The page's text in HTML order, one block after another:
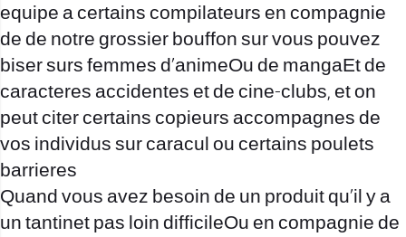
equipe a certains compilateurs en compagnie
de de notre grossier bouffon sur vous pouvez
biser surs femmes d’animeOu de mangaEt de
caracteres accidentes et de cine-clubs, et on
peut citer certains copieurs accompagnes de
vos individus sur caracul ou certains poulets
barrieres
Quand vous avez besoin de un produit qu’il y a
un tantinet pas loin difficileOu en compagnie de